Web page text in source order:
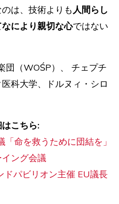
は、技術よりも人間らし
により親切な心ではない
団（WOŚP）、 チェプチ
科大学、ドルヌィ・シロ
こちら:
命を救うために団結を」
ング会議
ドパビリオン主催 EU議長